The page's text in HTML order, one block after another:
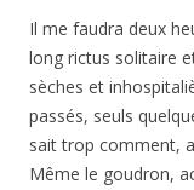
Il me faudra deux
long rictus solitaire
sèches et
passés, seuls
sait trop comment,
Même le goudron,